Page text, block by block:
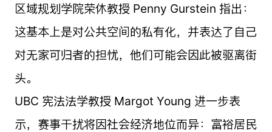
区域规划学院荣休教授 Penny Gurstein 指出：
这基本上是对公共空间的私有化，并表达了自己
对无家可归者的担忧，他们可能会因此被驱离街
头。
UBC 宪法法学教授 Margot Young 进一步表
示，赛事干扰将因社会经济地位而异：富裕居民